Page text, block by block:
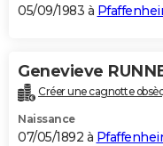
05/09/1983 à
Genevieve
Créer une cagnotte
Naissance
07/05/1892 à